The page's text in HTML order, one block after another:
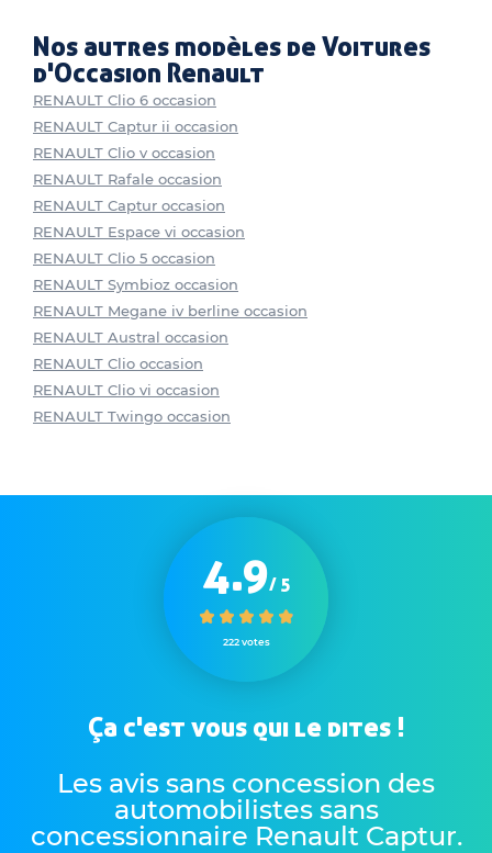
Nos autres modèles de Voitures
d'Occasion Renault
RENAULT Clio 6 occasion
RENAULT Captur ii occasion
RENAULT Clio v occasion
RENAULT Rafale occasion
RENAULT Captur occasion
RENAULT Espace vi occasion
RENAULT Clio 5 occasion
RENAULT Symbioz occasion
RENAULT Megane iv berline occasion
RENAULT Austral occasion
RENAULT Clio occasion
RENAULT Clio vi occasion
RENAULT Twingo occasion
4.9/ 5
222 votes
Ça c'est vous qui le dites !
Les avis sans concession des
automobilistes sans
concessionnaire Renault Captur.